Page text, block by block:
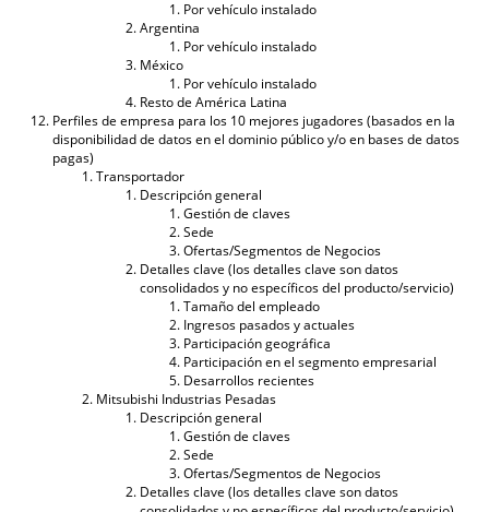
Por vehículo instalado
Argentina
Por vehículo instalado
México
Por vehículo instalado
Resto de América Latina
Perfiles de empresa para los 10 mejores jugadores (basados ​​en la
disponibilidad de datos en el dominio público y/o en bases de datos
pagas)
Transportador
Descripción general
Gestión de claves
Sede
Ofertas/Segmentos de Negocios
Detalles clave (los detalles clave son datos
consolidados y no específicos del producto/servicio)
Tamaño del empleado
Ingresos pasados ​​y actuales
Participación geográfica
Participación en el segmento empresarial
Desarrollos recientes
Mitsubishi Industrias Pesadas
Descripción general
Gestión de claves
Sede
Ofertas/Segmentos de Negocios
Detalles clave (los detalles clave son datos